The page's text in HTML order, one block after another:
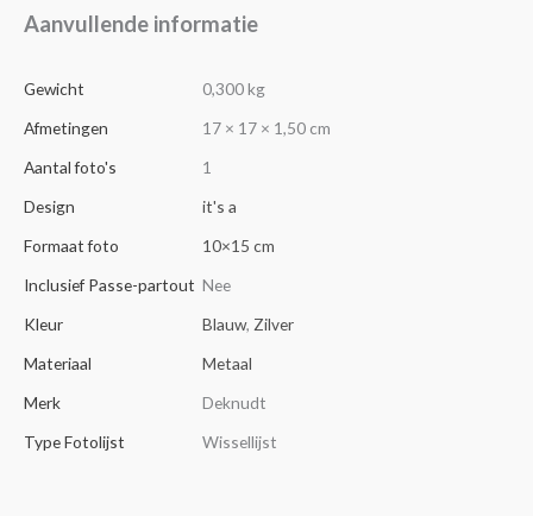
Aanvullende informatie
Gewicht
0,300 kg
Afmetingen
17 × 17 × 1,50 cm
Aantal foto's
1
Design
it's a
Formaat foto
10×15 cm
Inclusief Passe-partout Nee
Kleur
Blauw, Zilver
Materiaal
Metaal
Merk
Deknudt
Type Fotolijst
Wissellijst